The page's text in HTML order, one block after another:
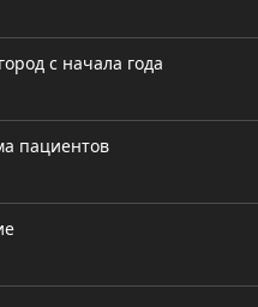
с начала года
пациентов